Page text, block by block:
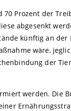
Prozent der
abgesenkt
künftig an
wäre,
der
werden. Die